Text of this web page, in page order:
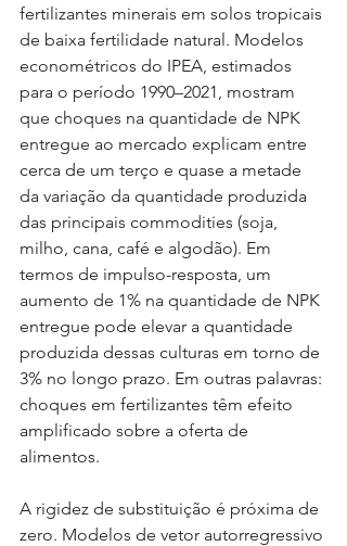
fertilizantes minerais em solos tropicais
de baixa fertilidade natural. Modelos
econométricos do IPEA, estimados
para o período 1990–2021, mostram
que choques na quantidade de NPK
entregue ao mercado explicam entre
cerca de um terço e quase a metade
da variação da quantidade produzida
das principais commodities (soja,
milho, cana, café e algodão). Em
termos de impulso-resposta, um
aumento de 1% na quantidade de NPK
entregue pode elevar a quantidade
produzida dessas culturas em torno de
3% no longo prazo. Em outras palavras:
choques em fertilizantes têm efeito
amplificado sobre a oferta de
alimentos.
A rigidez de substituição é próxima de
zero. Modelos de vetor autorregressivo